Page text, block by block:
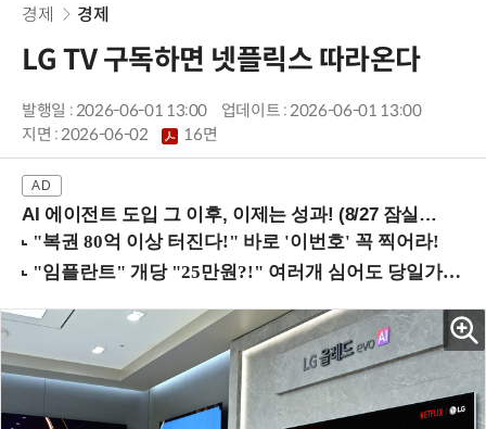
경제 경제
LG TV 구독하면 넷플릭스 따라온다
발행일 : 2026-06-01 13:00
업데이트 : 2026-06-01 13:00
지면 :2026-06-02 16면
AI 에이전트 도입 그 이후, 이제는 성과! (8/27 잠실역)